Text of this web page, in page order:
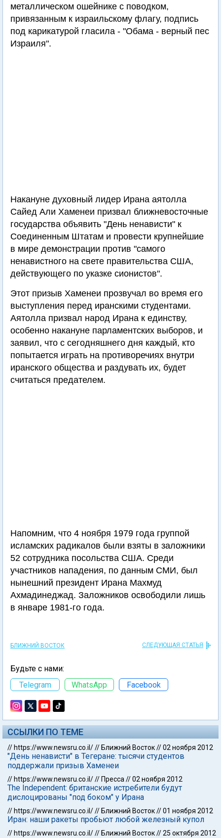
металлическом ошейнике с поводком,
привязанным к израильскому флагу, подпись
под карикатурой гласила - "Обама - верный пес
Израиля".
Накануне духовный лидер Ирана аятолла
Сайед Али Хаменеи призвал ближневосточные
государства объявить "День ненависти" к
Соединенным Штатам и провести крупнейшие
в мире демонстрации против "самого
ненавистного на свете правительства США,
действующего по указке сионистов".
Этот призыв Хаменеи прозвучал во время его
выступления перед иранскими студентами.
Аятолла призвал народ Ирана к единству,
особенно накануне парламентских выборов, и
заявил, что с сегодняшнего дня каждый, кто
попытается играть на противоречиях внутри
иранского общества и раздувать их, будет
считаться предателем.
Напомним, что 4 ноября 1979 года группой
исламских радикалов были взяты в заложники
52 сотрудника посольства США. Среди
участников нападения, по данным СМИ, был
нынешний президент Ирана Махмуд
Ахмадинеджад. Заложников освободили лишь
в январе 1981-го года.
БЛИЖНИЙ ВОСТОК СЛЕДУЮЩАЯ СТАТЬЯ
Будьте с нами:
Telegram
WhatsApp Facebook
ССЫЛКИ ПО ТЕМЕ
// https://www.newsru.co.il/// Ближний Восток//02 ноября 2012
"День ненависти" в Тегеране: тысячи студентов
поддержали призыв Хаменеи
// https://www.newsru.co.il/// Пресса //02 ноября 2012
The Independent: британские истребители будут
дислоцированы "под боком" у Ирана
// https://www.newsru.co.il/// Ближний Восток//01 ноября 2012
Иран: наши ракеты пробьют любой железный купол
// https://www.newsru.co.il/// Ближний Восток//25 октября 2012